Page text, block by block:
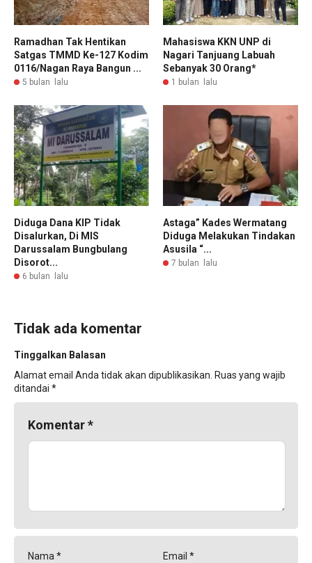
Ramadhan Tak Hentikan
Satgas TMMD Ke-127 Kodim
0116/Nagan Raya Bangun ...
5 bulan lalu
Mahasiswa KKN UNP di
Nagari Tanjuang Labuah
Sebanyak 30 Orang*
1 bulan lalu
Diduga Dana KIP Tidak
Disalurkan, Di MIS
Darussalam Bungbulang
Disorot...
6 bulan lalu
Astaga” Kades Wermatang
Diduga Melakukan Tindakan
Asusila “...
7 bulan lalu
Tidak ada komentar
Tinggalkan Balasan
Alamat email Anda tidak akan dipublikasikan. Ruas yang wajib
ditandai *
Komentar*
Nama * Email *